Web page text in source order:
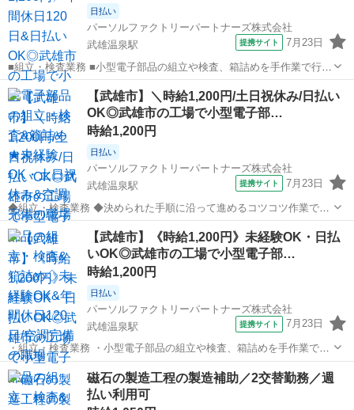
日払い
パーソルファクトリーパートナーズ株式会社
武雄温泉駅
提携サイト 7月23日
■組立・検査業務 ■小型電子部品の組立や検査、箱詰めを手作業で行い
ます。 ■決められた手順に沿って進めるコツコツ作業です♪ ■未経験の
方も安心!教育期間があるので無理なくスタートできます。 ※空調完備
で快適な職場環境です。 ...
佐賀 武雄市 武雄温泉駅 工場
【武雄市】＼時給1,200円/土日祝休み/日払い
OK◎武雄市の工場で小型電子部…
時給1,200円
日払い
パーソルファクトリーパートナーズ株式会社
武雄温泉駅
提携サイト 7月23日
◆組立・検査業務 ◆決められた手順に沿って進めるコツコツ作業です
♪ ◆小型電子部品の組立や検査、箱詰めを手作業で行います。 ◆未経
験の方も安心!教育期間があるので無理なくスタート可能です。 ※空調
完備で快適な職場環境です。 ...
佐賀 武雄市 武雄温泉駅 工場
【武雄市】《時給1,200円》未経験OK・日払
いOK◎武雄市の工場で小型電子部…
時給1,200円
日払い
パーソルファクトリーパートナーズ株式会社
武雄温泉駅
提携サイト 7月23日
・組立・検査業務 ・小型電子部品の組立や検査、箱詰めを手作業で行
います。 ・決められた手順に沿って進めるコツコツ作業です♪ ・未経
験の方も安心!教育期間があるので無理なくスタートできます。 ※空調
完備で快適な職場環境です。 ...
佐賀 武雄市 武雄温泉駅 工場
磁石の製造工程の製造補助／2交替勤務／週
払い利用可